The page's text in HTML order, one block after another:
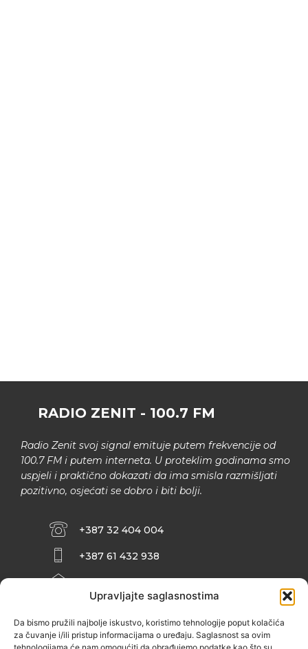
Upravljajte saglasnostima
Da bismo pružili najbolje iskustvo, koristimo tehnologije poput kolačića
za čuvanje i/ili pristup informacijama o uređaju. Saglasnost sa ovim
RADIO ZENIT - 100.7 FM
Radio Zenit svoj signal emituje putem frekvencije od
100.7 FM i putem interneta. U proteklim godinama smo
uspjeli i praktično dokazati da ima smisla razmišljati
pozitivno, osjećati se dobro i biti bolji.
+387 32 404 004
+387 61 432 938
INFO@ZENIT.BA
ZENIČANKA, 3. SPRAT), 72000 ZENICA